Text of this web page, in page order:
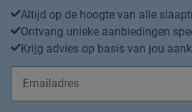
Altijd op de hoogte van alle
Ontvang unieke aanbiedingen
Krijg advies op basis van jou